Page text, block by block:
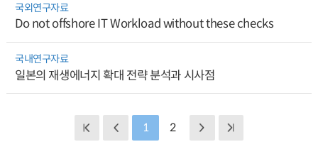
국외연구자료
Do not offshore IT Workload without these checks
국내연구자료
일본의 재생에너지 확대 전략 분석과 시사점
1 2